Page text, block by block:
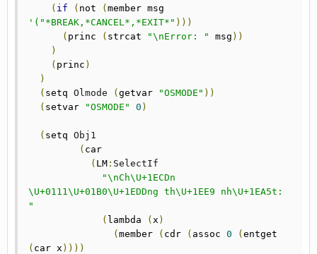
( if ( not (
'("*BREAK,*CANCEL*,*EXIT*" )))
( princ ( strcat "\nError: " msg ))
)
( princ )
)
( setq Olmode ( getvar "OSMODE" ))
( setvar "OSMODE" 0 )
(
Obj1
( car
( LM : SelectIf
"\nCh\U+1ECDn
\U+0111\U+01B0\U+1EDDng th\U+1EE9 nh\U+1EA5t:
"
( lambda ( x )
( member ( cdr ( assoc 0 (
( car x ))))